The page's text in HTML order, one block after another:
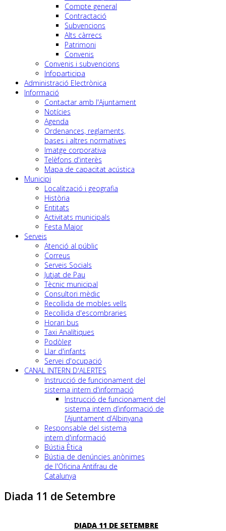
Compte general
Contractació
Subvencions
Alts càrrecs
Patrimoni
Convenis
Convenis i subvencions
Infoparticipa
Administració Electrònica
Informació
Contactar amb l'Ajuntament
Notícies
Agenda
Ordenances, reglaments,
bases i altres normatives
Imatge corporativa
Telèfons d'interès
Mapa de capacitat acústica
Municipi
Localització i geografia
Història
Entitats
Activitats municipals
Festa Major
Serveis
Atenció al públic
Correus
Serveis Socials
Jutjat de Pau
Tècnic municipal
Consultori mèdic
Recollida de mobles vells
Recollida d'escombraries
Horari bus
Taxi Analítiques
Podòleg
Llar d'infants
Servei d'ocupació
CANAL INTERN D'ALERTES
Instrucció de funcionament del
sistema intern d'informació
Instrucció de funcionament del
sistema intern d’informació de
l’Ajuntament d’Albinyana
Responsable del sistema
intern d'informació
Bústia Ètica
Bústia de denúncies anònimes
de l'Oficina Antifrau de
Catalunya
Diada 11 de Setembre
DIADA 11 DE SETEMBRE